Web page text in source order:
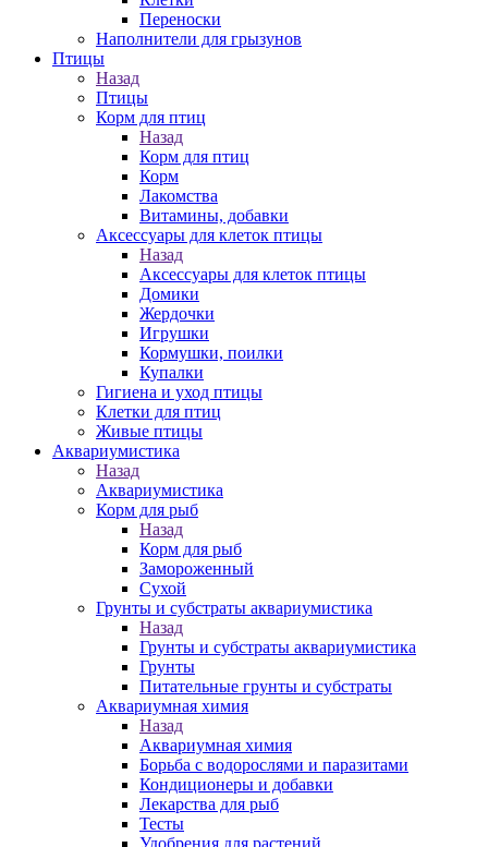
Переноски
Наполнители для грызунов
Птицы
Назад
Птицы
Корм для птиц
Назад
Корм для птиц
Корм
Лакомства
Витамины, добавки
Аксессуары для клеток птицы
Назад
Аксессуары для клеток птицы
Домики
Жердочки
Игрушки
Кормушки, поилки
Купалки
Гигиена и уход птицы
Клетки для птиц
Живые птицы
Аквариумистика
Назад
Аквариумистика
Корм для рыб
Назад
Корм для рыб
Замороженный
Сухой
Грунты и субстраты аквариумистика
Назад
Грунты и субстраты аквариумистика
Грунты
Питательные грунты и субстраты
Аквариумная химия
Назад
Аквариумная химия
Борьба с водорослями и паразитами
Кондиционеры и добавки
Лекарства для рыб
Тесты
Удобрения для растений